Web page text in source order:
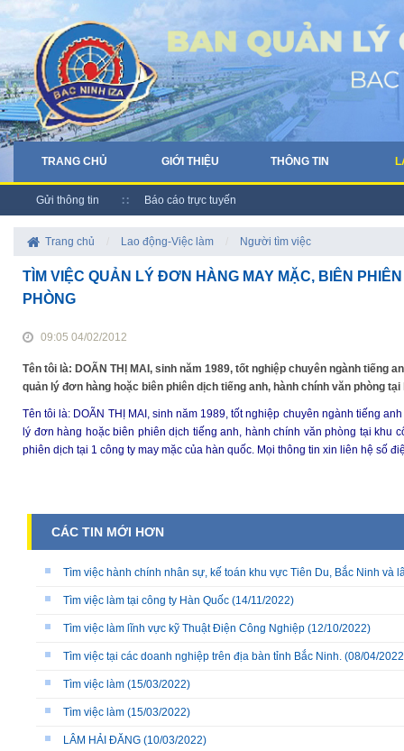
TRANG CHỦ GIỚI THIỆU THÔNG TIN
Gửi thông tin Báo cáo trực tuyến
Trang chủ Lao động-Việc làm Người tìm việc
TÌM VIỆC QUẢN LÝ ĐƠN HÀNG MAY MẶC, BIÊN
PHÒNG
09:05 04/02/2012
Tên tôi là: DOÃN THỊ MAI, sinh năm 1989, tốt nghiệp chuyên ngành tiếng
quản lý đơn hàng hoặc biên phiên dịch tiếng anh, hành chính văn phòng
Tên tôi là: DOÃN THỊ MAI, sinh năm 1989, tốt nghiệp chuyên ngành tiếng
lý đơn hàng hoặc biên phiên dịch tiếng anh, hành chính văn phòng tại
phiên dịch tại 1 công ty may mặc của hàn quốc. Mọi thông tin xin liên hệ số
CÁC TIN MỚI HƠN
Tìm việc hành chính nhân sự, kế toán khu vực Tiên Du, Bắc Ninh và
Tìm việc làm tại công ty Hàn Quốc (14/11/2022)
Tìm việc làm lĩnh vực kỹ Thuật Điện Công Nghiệp (12/10/2022)
Tìm việc tại các doanh nghiệp trên địa bàn tỉnh Bắc Ninh. (08/04/
Tìm việc làm (15/03/2022)
Tìm việc làm (15/03/2022)
LÂM HẢI ĐĂNG (10/03/2022)